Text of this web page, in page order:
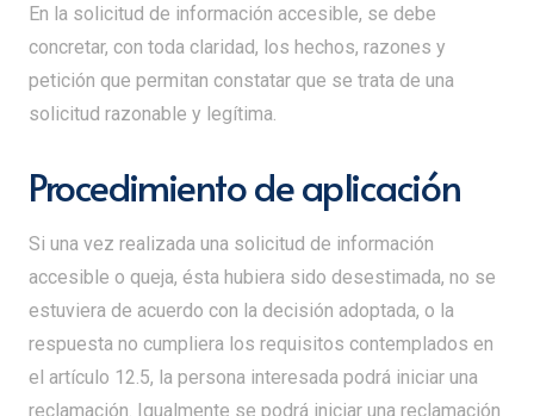
En la solicitud de información accesible, se debe
concretar, con toda claridad, los hechos, razones y
petición que permitan constatar que se trata de una
solicitud razonable y legítima.
Procedimiento de aplicación
Si una vez realizada una solicitud de información
accesible o queja, ésta hubiera sido desestimada, no se
estuviera de acuerdo con la decisión adoptada, o la
respuesta no cumpliera los requisitos contemplados en
el artículo 12.5, la persona interesada podrá iniciar una
reclamación. Igualmente se podrá iniciar una reclamación